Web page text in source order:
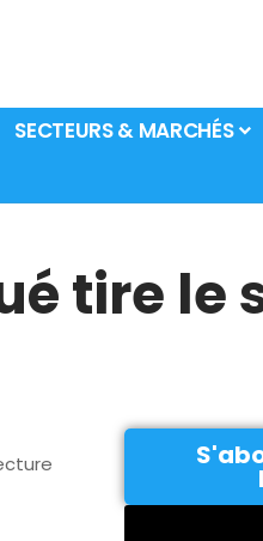
SECTEURS & MARCHÉS
tire le